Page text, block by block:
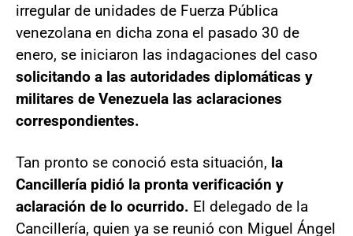
irregular de unidades de Fuerza Pública
venezolana en dicha zona el pasado 30 de
enero, se iniciaron las indagaciones del caso
solicitando a las autoridades diplomáticas y
militares de Venezuela las aclaraciones
correspondientes.
Tan pronto se conoció esta situación, la
Cancillería pidió la pronta verificación y
aclaración de lo ocurrido. El delegado de la
Cancillería, quien ya se reunió con Miguel Ángel